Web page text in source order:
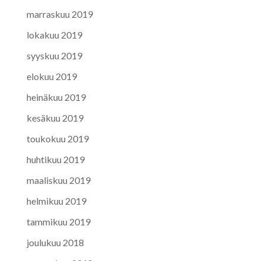
marraskuu 2019
lokakuu 2019
syyskuu 2019
elokuu 2019
heinäkuu 2019
kesäkuu 2019
toukokuu 2019
huhtikuu 2019
maaliskuu 2019
helmikuu 2019
tammikuu 2019
joulukuu 2018